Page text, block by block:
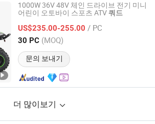
1000W 36V 48V 체인 드라이브 전기 미니
어린이 오토바이 스포츠 ATV쿼드
US$235.00-255.00 / PC
30 PC (MOQ)
문의 보내기
AND TRADE CO., LTD.
이후 2023
더 많이보기